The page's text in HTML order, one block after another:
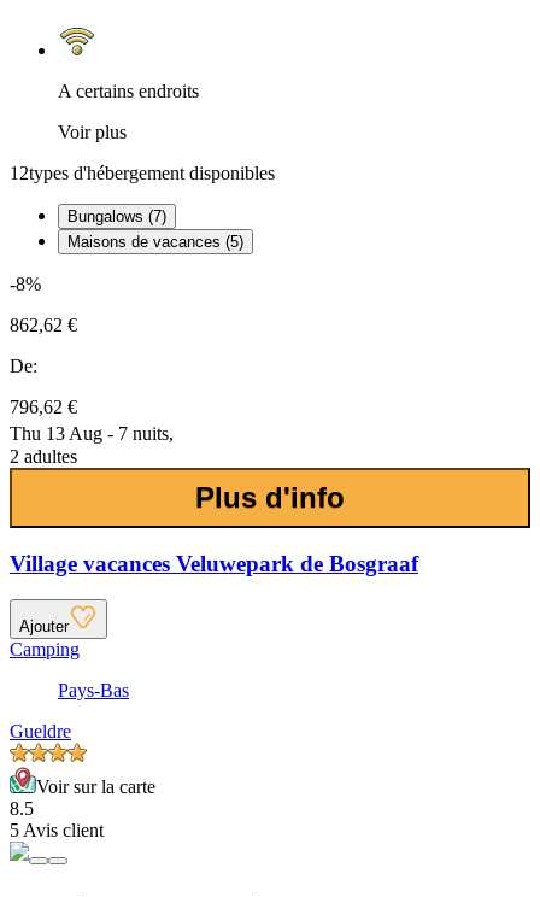
A certains endroits
Voir plus
12types d'hébergement disponibles
Bungalows (7)
Maisons de vacances (5)
-8%
862,62 €
De:
796,62 €
Thu 13 Aug - 7 nuits,
2 adultes
Plus d'info
Village vacances Veluwepark de Bosgraaf
Ajouter
Camping
Pays-Bas
Gueldre
Voir sur la carte
8.5
5 Avis client